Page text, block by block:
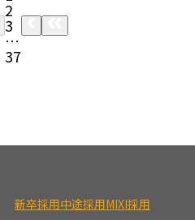
2
3
…
37
新卒採用中途採用MIXI採用